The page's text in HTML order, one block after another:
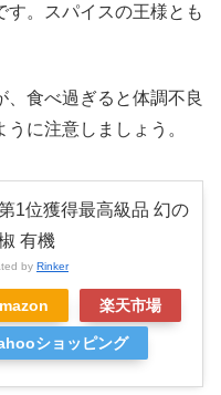
す。スパイスの王様とも
食べ過ぎると体調不良
に注意しましょう。
1位獲得最高級品 幻の
有機
by Rinker
楽天市場
ショッピング